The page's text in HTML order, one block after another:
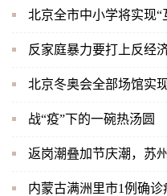
北京全市中小学将实现“
反家庭暴力要打上反经
北京冬奥会全部场馆实
战“疫”下的一碗热汤圆
返岗潮叠加节庆潮，苏
内蒙古满洲里市1例确诊